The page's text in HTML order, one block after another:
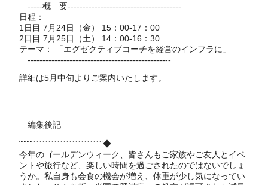
-----概 要--------------------------------------
日程：
1日目 7月24日（金） 15：00-17：00
2日目 7月25日（土） 14：00-16：30
テーマ： 「エグゼクティブコーチを経営のインフラに」
------------------------------------------------
詳細は5月中旬よりご案内いたします。
編集後記
¨¨¨¨¨¨¨¨¨¨¨¨¨¨¨¨¨¨¨¨¨¨¨¨¨¨¨¨◆
今年のゴールデンウィーク、皆さんもご家族やご友人とイベ
ントや旅行など、楽しい時間を過ごされたのではないでしょ
うか。私自身も会食の機会が増え、体重が少し気になってい